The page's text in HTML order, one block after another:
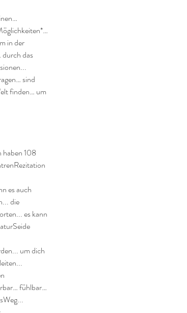
in der
das
sind
finden… um
haben 108
es auch
die
es kann
um dich
fühlbar…